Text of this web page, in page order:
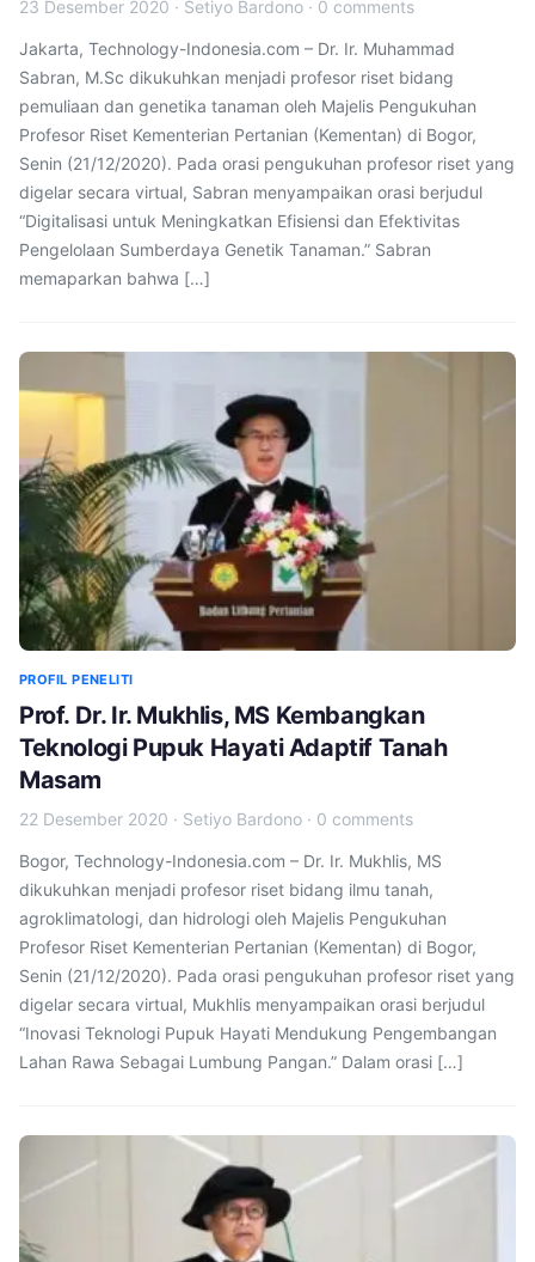
23 Desember 2020 · Setiyo Bardono · 0 comments
Jakarta, Technology-Indonesia.com – Dr. Ir. Muhammad
Sabran, M.Sc dikukuhkan menjadi profesor riset bidang
pemuliaan dan genetika tanaman oleh Majelis Pengukuhan
Profesor Riset Kementerian Pertanian (Kementan) di Bogor,
Senin (21/12/2020). Pada orasi pengukuhan profesor riset yang
digelar secara virtual, Sabran menyampaikan orasi berjudul
“Digitalisasi untuk Meningkatkan Efisiensi dan Efektivitas
Pengelolaan Sumberdaya Genetik Tanaman.” Sabran
memaparkan bahwa […]
PROFIL PENELITI
Prof. Dr. Ir. Mukhlis, MS Kembangkan
Teknologi Pupuk Hayati Adaptif Tanah
Masam
22 Desember 2020 · Setiyo Bardono · 0 comments
Bogor, Technology-Indonesia.com – Dr. Ir. Mukhlis, MS
dikukuhkan menjadi profesor riset bidang ilmu tanah,
agroklimatologi, dan hidrologi oleh Majelis Pengukuhan
Profesor Riset Kementerian Pertanian (Kementan) di Bogor,
Senin (21/12/2020). Pada orasi pengukuhan profesor riset yang
digelar secara virtual, Mukhlis menyampaikan orasi berjudul
“Inovasi Teknologi Pupuk Hayati Mendukung Pengembangan
Lahan Rawa Sebagai Lumbung Pangan.” Dalam orasi […]